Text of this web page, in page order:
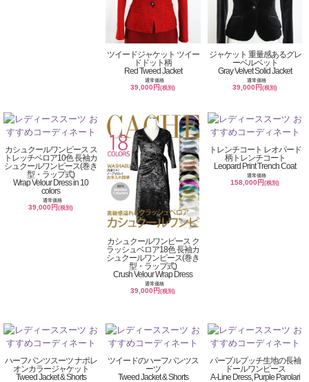
ツイードジャケット ツイー
ドドット柄
Red Tweed Jacket
通常価格
39,000円(税別)
ジャケット 重量感あるグレ
ーベルベット
Gray Velvet Solid Jacket
通常価格
39,000円(税別)
カシュクールワンピース ス
トレッチベロア10色 長袖カ
シュクールワンピース(巻き
型・ラップ式)
Wrap Velour Dress in 10
colors
通常価格
39,000円(税別)
カシュクールワンピース ク
ラッシュベロア18色 長袖カ
シュクールワンピース(巻き
型・ラップ式)
Crush Velour Wrap Dress
通常価格
39,000円(税別)
トレンチコート レオパード
柄トレンチコート
Leopard Print Trench Coat
通常価格
158,000円(税別)
ハーフパンツスーツ ナポレ
オンカラージャケット
Tweed Jacket & Shorts
ツイードのハーフパンツス
ーツ
Tweed Jacket & Shorts
パープルプッチ生地の長袖
ドールワンピース
A-Line Dress, Purple Parolari